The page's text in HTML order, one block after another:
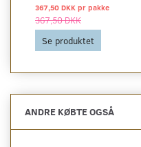
367,50 DKK pr pakke
367,50 DKK
Se produktet
ANDRE KØBTE OGSÅ